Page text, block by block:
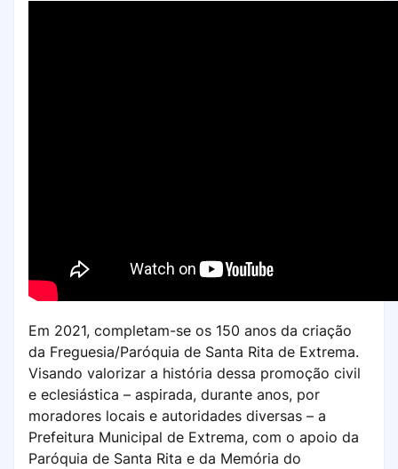
Em 2021, completam-se os 150 anos da criação
da Freguesia/Paróquia de Santa Rita de Extrema.
Visando valorizar a história dessa promoção civil
e eclesiástica – aspirada, durante anos, por
moradores locais e autoridades diversas – a
Prefeitura Municipal de Extrema, com o apoio da
Paróquia de Santa Rita e da Memória do